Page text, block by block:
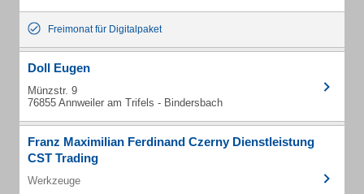
Freimonat für Digitalpaket
Doll Eugen
Münzstr. 9
76855 Annweiler am Trifels - Bindersbach
Franz Maximilian Ferdinand Czerny Dienstleistung
CST Trading
Werkzeuge